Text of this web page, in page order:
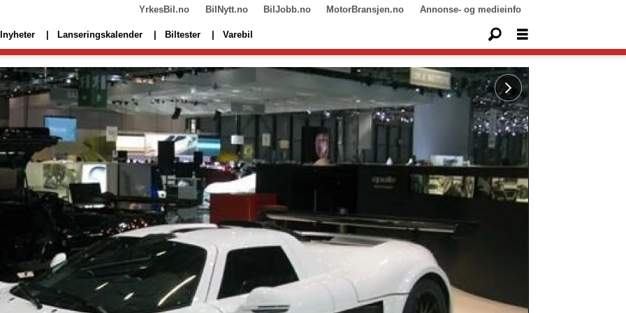
YrkesBil.no BilNytt.no BilJobb.no MotorBransjen.no Annonse- og medieinfo
Lanseringskalender Biltester Varebil